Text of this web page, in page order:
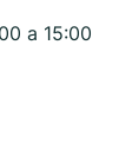
a 15:00